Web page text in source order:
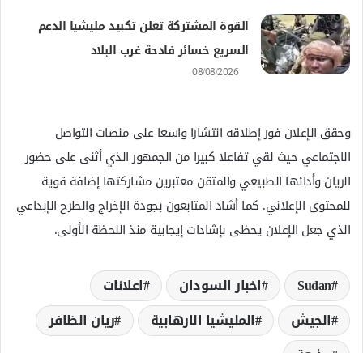
القوة المشتركة تعلن تكبيد مليشيا الدعم
السريع خسائر فادحة غرب البلاد
08/08/2026
وحقق الإعلان فور إطلاقه انتشارا واسعا على منصات التواصل
الاجتماعي حيث لقي تفاعلا كبيرا من الجمهور الذي أثنى على حضور
الريان وأدائها الطبيعي والمتقن معتبرين مشاركتها إضافة قوية
للمحتوى الإعلاني. كما أشاد المتابعون بجودة الإخراج والطرح الإبداعي
الذي جعل الإعلان يحظى بإشادات إيجابية منذ اللحظة الأولى.
Sudan اخبار السودان
اعلانات
الجيش
المليشيا الارھابية
ريان الظافر